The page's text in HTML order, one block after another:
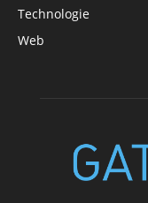
Technologie
Web